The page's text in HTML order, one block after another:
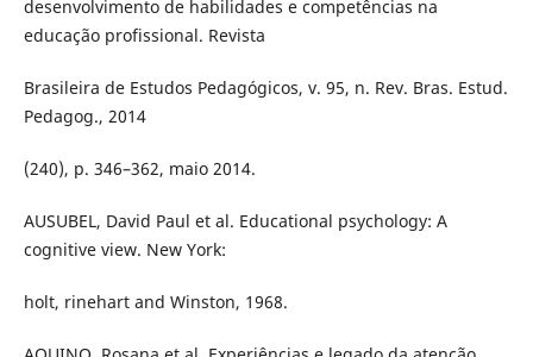
desenvolvimento de habilidades e competências na
educação profissional. Revista
Brasileira de Estudos Pedagógicos, v. 95, n. Rev. Bras. Estud.
Pedagog., 2014
(240), p. 346–362, maio 2014.
AUSUBEL, David Paul et al. Educational psychology: A
cognitive view. New York:
holt, rinehart and Winston, 1968.